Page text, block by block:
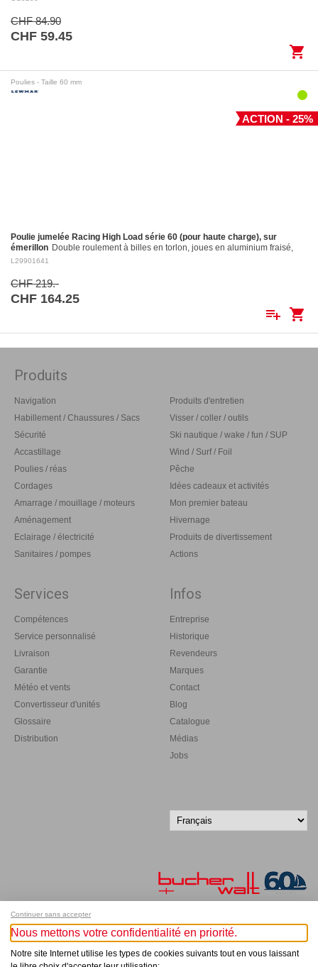
CHF 84.90
CHF 59.45
shopping_cart
Poulies - Taille 60 mm
ACTION - 25%
Poulie jumelée Racing High Load série 60 (pour haute charge), sur
émerillon Double roulement à billes en torlon, joues en aluminium fraisé,
réa en aluminium fraisé Ø 60 mm. Réa en aluminium: ø 60 mm Pour
L29901641
CHF 219.-
CHF 164.25
playlist_add shopping_cart
Produits
Navigation
Habillement / Chaussures / Sacs
Sécurité
Accastillage
Poulies / réas
Cordages
Amarrage / mouillage / moteurs
Aménagement
Eclairage / électricité
Sanitaires / pompes
Produits d'entretien
Visser / coller / outils
Ski nautique / wake / fun / SUP
Wind / Surf / Foil
Pêche
Idées cadeaux et activités
Mon premier bateau
Hivernage
Produits de divertissement
Actions
Services
Compétences
Service personnalisé
Livraison
Garantie
Météo et vents
Convertisseur d'unités
Glossaire
Distribution
Infos
Entreprise
Historique
Revendeurs
Marques
Contact
Blog
Catalogue
Médias
Jobs
Inscrivez-vous à notre newsletter !
Continuer sans accepter
Nous mettons votre confidentialité en priorité.
Notre site Internet utilise les types de cookies suivants tout en vous laissant